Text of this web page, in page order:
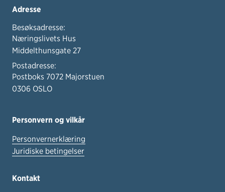
Adresse
Besøksadresse:
Næringslivets Hus
Middelthunsgate 27
Postadresse:
Postboks 7072 Majorstuen
0306 OSLO
Personvern og vilkår
Personvernerklæring
Juridiske betingelser
Kontakt